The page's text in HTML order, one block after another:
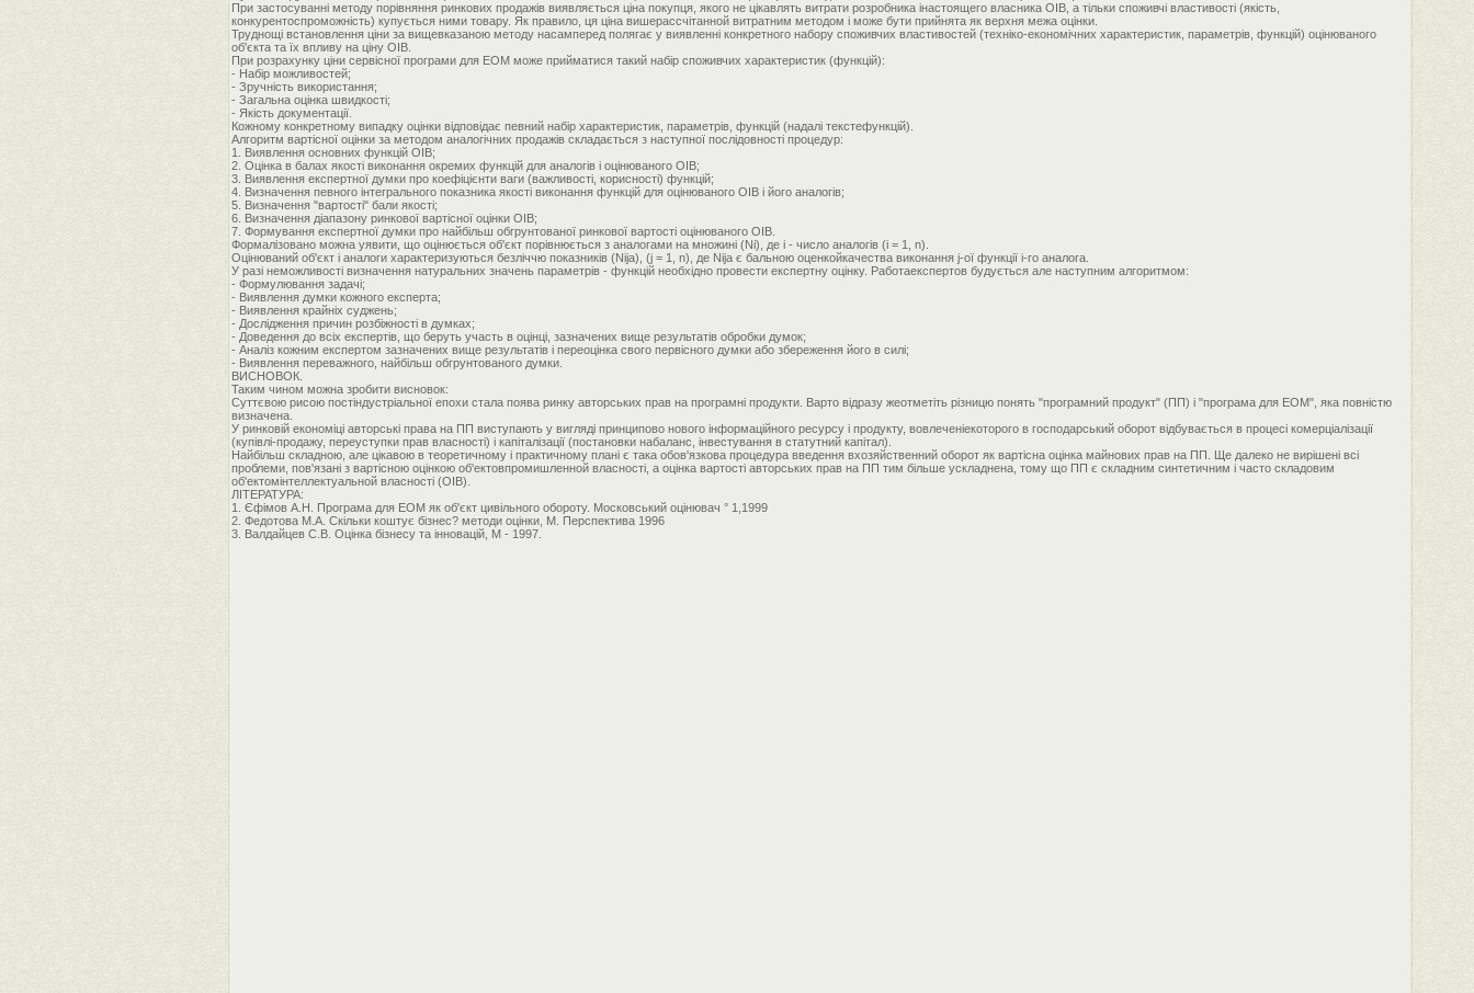
При застосуванні методу порівняння ринкових продажів виявляється ціна покупця, якого не цікавлять витрати розробника інастоящего власника ОІВ, а тільки споживчі властивості (якість,
конкурентоспроможність) купується ними товару. Як правило, ця ціна вишерассчітанной витратним методом і може бути прийнята як верхня межа оцінки.
Труднощі встановлення ціни за вищевказаною методу насамперед полягає у виявленні конкретного набору споживчих властивостей (техніко-економічних характеристик, параметрів, функцій) оцінюваного
об'єкта та їх впливу на ціну ОІВ.
При розрахунку ціни сервісної програми для ЕОМ може прийматися такий набір споживчих характеристик (функцій):
- Набір можливостей;
- Зручність використання;
- Загальна оцінка швидкості;
- Якість документації.
Кожному конкретному випадку оцінки відповідає певний набір характеристик, параметрів, функцій (надалі текстефункцій).
Алгоритм вартісної оцінки за методом аналогічних продажів складається з наступної послідовності процедур:
1. Виявлення основних функцій ОІВ;
2. Оцінка в балах якості виконання окремих функцій для аналогів і оцінюваного ОІВ;
3. Виявлення експертної думки про коефіцієнти ваги (важливості, корисності) функцій;
4. Визначення певного інтегрального показника якості виконання функцій для оцінюваного ОІВ і його аналогів;
5. Визначення "вартості" бали якості;
6. Визначення діапазону ринкової вартісної оцінки ОІВ;
7. Формування експертної думки про найбільш обгрунтованої ринкової вартості оцінюваного ОІВ.
Формалізовано можна уявити, що оцінюється об'єкт порівнюється з аналогами на множині (Ni), де i - число аналогів (i = 1, n).
Оцінюваний об'єкт і аналоги характеризуються безліччю показників (Nija), (j = 1, n), де Nija є бальною оценкойкачества виконання j-ої функції i-го аналога.
У разі неможливості визначення натуральних значень параметрів - функцій необхідно провести експертну оцінку. Работаекспертов будується але наступним алгоритмом:
- Формулювання задачі;
- Виявлення думки кожного експерта;
- Виявлення крайніх суджень;
- Дослідження причин розбіжності в думках;
- Доведення до всіх експертів, що беруть участь в оцінці, зазначених вище результатів обробки думок;
- Аналіз кожним експертом зазначених вище результатів і переоцінка свого первісного думки або збереження його в силі;
- Виявлення переважного, найбільш обгрунтованого думки.
ВИСНОВОК.
Таким чином можна зробити висновок:
Суттєвою рисою постіндустріальної епохи стала поява ринку авторських прав на програмні продукти. Варто відразу жеотметіть різницю понять "програмний продукт" (ПП) і "програма для ЕОМ", яка повністю
визначена.
У ринковій економіці авторські права на ПП виступають у вигляді принципово нового інформаційного ресурсу і продукту, вовлеченіекоторого в господарський оборот відбувається в процесі комерціалізації
(купівлі-продажу, переуступки прав власності) і капіталізації (постановки набаланс, інвестування в статутний капітал).
Найбільш складною, але цікавою в теоретичному і практичному плані є така обов'язкова процедура введення вхозяйственний оборот як вартісна оцінка майнових прав на ПП. Ще далеко не вирішені всі
проблеми, пов'язані з вартісною оцінкою об'ектовпромишленной власності, а оцінка вартості авторських прав на ПП тим більше ускладнена, тому що ПП є складним синтетичним і часто складовим
об'ектомінтеллектуальной власності (ОІВ).
ЛІТЕРАТУРА:
1. Єфімов А.Н. Програма для ЕОМ як об'єкт цивільного обороту. Московський оцінювач ° 1,1999
2. Федотова М.А. Скільки коштує бізнес? методи оцінки, М. Перспектива 1996
3. Валдайцев С.В. Оцінка бізнесу та інновацій, М - 1997.